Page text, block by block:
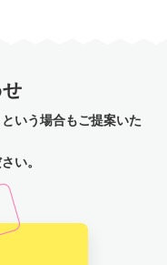
いう場合もご提案いた
い。